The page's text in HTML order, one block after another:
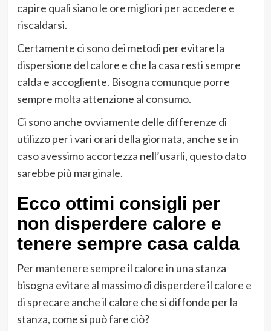
capire quali siano le ore migliori per accedere e
riscaldarsi.
Certamente ci sono dei metodi per evitare la
dispersione del calore e che la casa resti sempre
calda e accogliente. Bisogna comunque porre
sempre molta attenzione al consumo.
Ci sono anche ovviamente delle differenze di
utilizzo per i vari orari della giornata, anche se in
caso avessimo accortezza nell’usarli, questo dato
sarebbe più marginale.
Ecco ottimi consigli per
non disperdere calore e
tenere sempre casa calda
Per mantenere sempre il calore in una stanza
bisogna evitare al massimo di disperdere il calore e
di sprecare anche il calore che si diffonde per la
stanza, come si può fare ciò?